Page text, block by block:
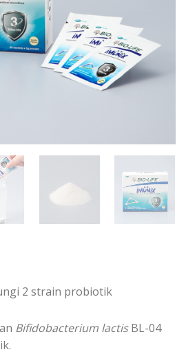
2 strain probiotik
Bifidobacterium lactisBL-04